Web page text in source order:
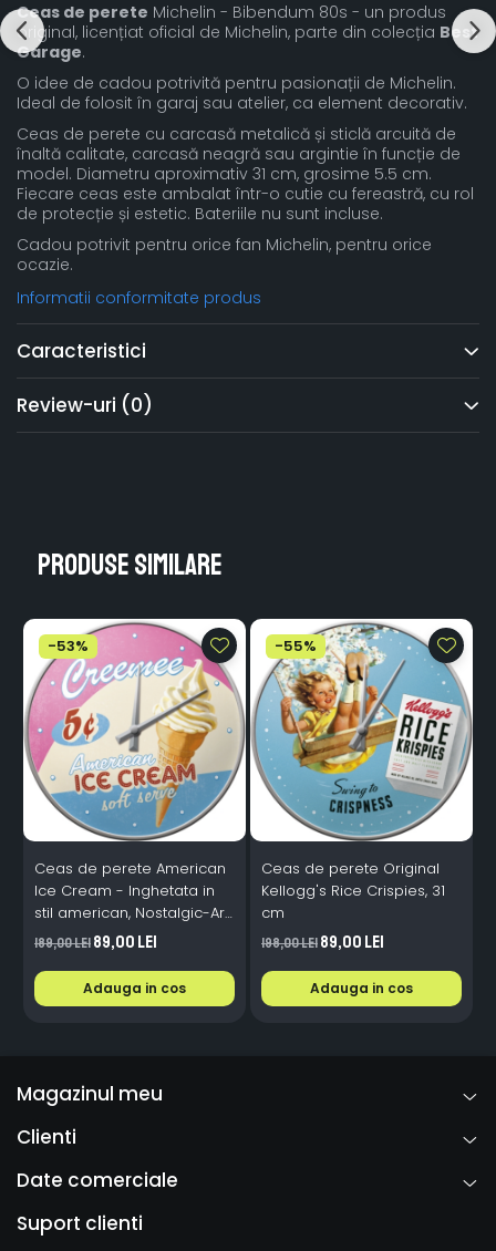
Ceas de perete Michelin - Bibendum 80s - un produs
original, licențiat oficial de Michelin, parte din colecția Best
Garage.
O idee de cadou potrivită pentru pasionații de Michelin.
Ideal de folosit în garaj sau atelier, ca element decorativ.
Ceas de perete cu carcasă metalică și sticlă arcuită de
înaltă calitate, carcasă neagră sau argintie în funcție de
model. Diametru aproximativ 31 cm, grosime 5.5 cm.
Fiecare ceas este ambalat într-o cutie cu fereastră, cu rol
de protecție și estetic. Bateriile nu sunt incluse.
Cadou potrivit pentru orice fan Michelin, pentru orice
ocazie.
Informatii conformitate produs
Caracteristici
Review-uri (0)
Produse similare
-53%
Ceas de perete American
Ice Cream - Inghetata in
stil american, Nostalgic-Art,
31 cm
189,00 Lei89,00 Lei
Adauga in cos
-55%
Ceas de perete Original
Kellogg's Rice Crispies, 31
cm
198,00 Lei89,00 Lei
Adauga in cos
Magazinul meu
Clienti
Date comerciale
Suport clienti